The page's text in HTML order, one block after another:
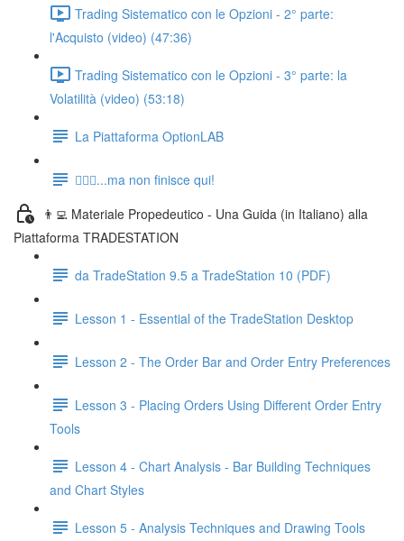
Trading Sistematico con le Opzioni - 2° parte:
l'Acquisto (video) (47:36)
Trading Sistematico con le Opzioni - 3° parte: la
Volatilità (video) (53:18)
La Piattaforma OptionLAB
🏃🏻‍♂️...ma non finisce qui!
👨‍💻 Materiale Propedeutico - Una Guida (in Italiano) alla
Piattaforma TRADESTATION
da TradeStation 9.5 a TradeStation 10 (PDF)
Lesson 1 - Essential of the TradeStation Desktop
Lesson 2 - The Order Bar and Order Entry Preferences
Lesson 3 - Placing Orders Using Different Order Entry
Tools
Lesson 4 - Chart Analysis - Bar Building Techniques
and Chart Styles
Lesson 5 - Analysis Techniques and Drawing Tools